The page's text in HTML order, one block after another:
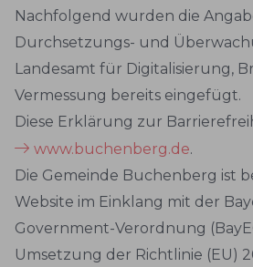
Nachfolgend wurden die
Durchsetzungs- und
Landesamt für Digitalisierung,
Vermessung bereits eingefügt.
Diese Erklärung zur
www.buchenberg.de.
Die Gemeinde Buchenberg ist
Website im Einklang mit der
Government-Verordnung
Umsetzung der Richtlinie (EU)